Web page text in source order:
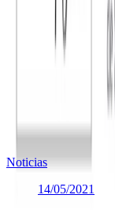
Diputación ofrece a
personalizado y
Te puede
Noticias
Noticias
14/05/2021